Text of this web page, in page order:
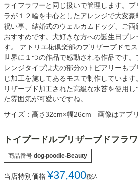
ライフラワーと同じ扱いで管理します。
ラが１２輪を中心としたアレンジで大変
祝い事、結婚式のウェルカムドッグ、ご
おすすめです。犬好きな方への誕生日プレ
す。 アトリエ花倶楽部のプリザーブドモ
世界に１つの作品で感動される作品です
レンジタイプは犬の部分のトピアリーも
じ加工を施してあるモスで制作していま
リザーブド加工された高級な水苔を使用
た雰囲気が可愛いですね。
サイズ：高さ32cm×幅26cm 画像はアプ
トイプードルプリザーブドフラ
商品番号 dog-poodle-Beauty
当店特別価格 ¥37,400税込